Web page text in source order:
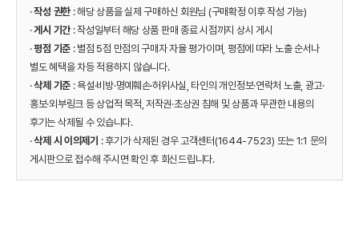
·작성 권한 : 해당 상품을 실제 구매하신 회원님 (구매확정 이후 작성 가능)
·게시 기간: 작성일부터 해당 상품 판매 종료 시점까지 상시 게시
·평점 기준 : 별점 5점 만점의 구매자 자율 평가이며, 평점에 따라 노출 순서나
별도 혜택을 차등 적용하지 않습니다.
·삭제 기준 : 욕설·비방·명예훼손·허위사실, 타인의 개인정보·연락처 노출, 광고·
홍보·외부링크 등 상업적 목적, 저작권·초상권 침해 및 상품과 무관한 내용의
후기는 삭제될 수 있습니다.
·삭제 시 이의제기 : 후기가 삭제된 경우 고객센터(1644-7523) 또는 1:1 문의
게시판으로 접수해 주시면 확인 후 회신드립니다.